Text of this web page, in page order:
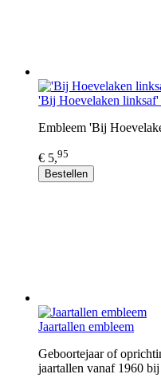
'Bij Hoevelaken linksaf'
Embleem 'Bij
€ 5,95
Bestellen
Jaartallen embleem
Geboortejaar of
jaartallen vanaf 1960